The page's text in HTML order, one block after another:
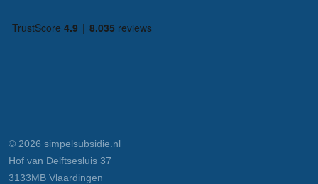
© 2026 simpelsubsidie.nl
Hof van Delftsesluis 37
3133MB Vlaardingen